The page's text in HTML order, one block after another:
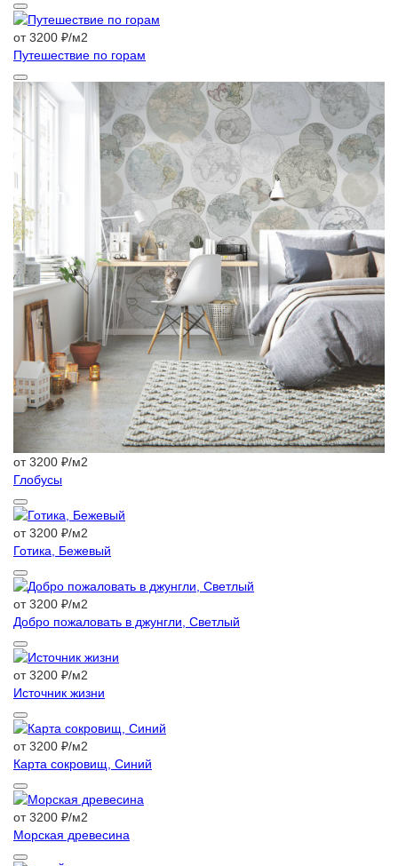
от 3200 ₽/м2
Путешествие по горам
от 3200 ₽/м2
Глобусы
от 3200 ₽/м2
Готика, Бежевый
от 3200 ₽/м2
Добро пожаловать в джунгли, Светлый
от 3200 ₽/м2
Источник жизни
от 3200 ₽/м2
Карта сокровищ, Синий
от 3200 ₽/м2
Морская древесина